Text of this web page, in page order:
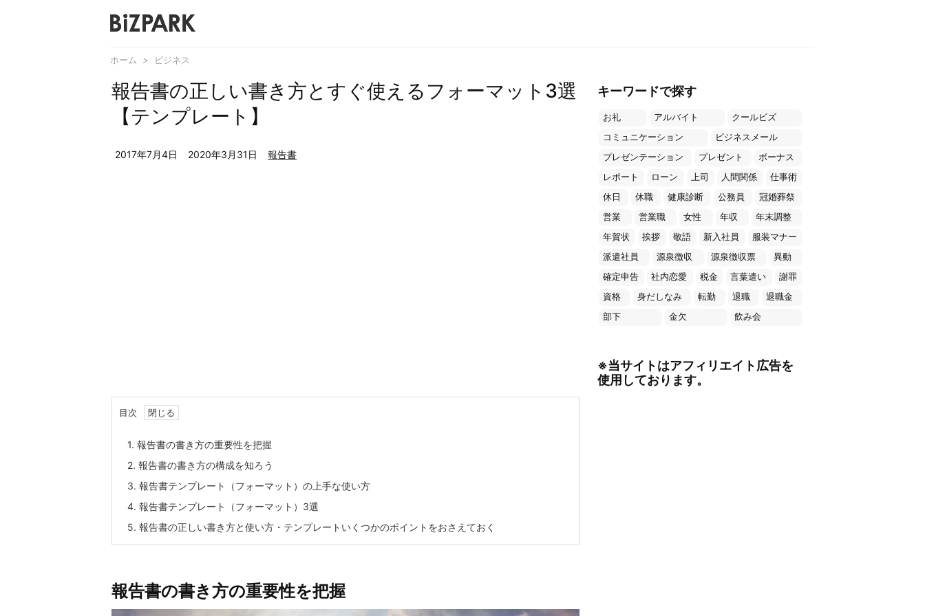
ホーム > ビジネス
報告書の正しい書き方とすぐ使えるフォーマット3選
【テンプレート】
2017年7月4日 2020年3月31日 報告書
目次
1. 報告書の書き方の重要性を把握
2. 報告書の書き方の構成を知ろう
3. 報告書テンプレート（フォーマット）の上手な使い方
4. 報告書テンプレート（フォーマット）3選
5. 報告書の正しい書き方と使い方・テンプレートいくつかのポイントをおさえておく
報告書の書き方の重要性を把握
キーワードで探す
お礼 アルバイト
クールビズ
コミュニケーション
ビジネスメール
プレゼンテーション
プレゼント
ボーナス
レポート
ローン 上司 人間関係
仕事術
休日
休職 健康診断 公務員
冠婚葬祭
営業
営業職 女性 年収
年末調整
年賀状
挨拶 敬語 新入社員
服装マナー
派遣社員
源泉徴収 源泉徴収票
異動
確定申告
社内恋愛 税金 言葉遣い
謝罪
資格
身だしなみ 転勤 退職
退職金
部下
金欠 飲み会
※当サイトはアフィリエイト広告を
使用しております。